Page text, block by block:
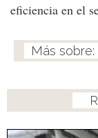
eficiencia en el